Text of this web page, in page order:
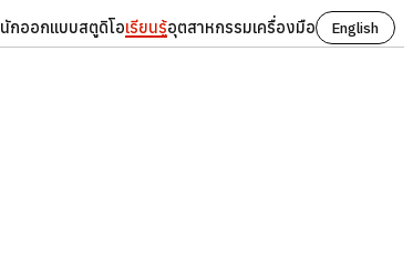
นักออกแบบสตูดิโอเรียนรู้อุตสาหกรรมเครื่องมือ
English